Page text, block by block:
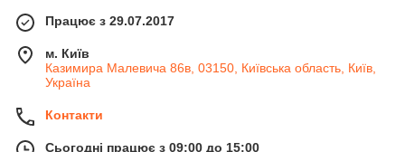
Працює з 29.07.2017
м. Київ
Казимира Малевича 86в, 03150, Київська область, Київ,
Україна
Контакти
Сьогодні працює з 09:00 до 15:00